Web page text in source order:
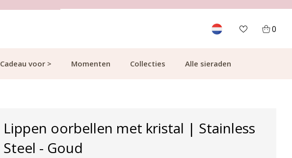
0
Cadeau voor > Momenten Collecties Alle sieraden
Lippen oorbellen met kristal | Stainless
Steel - Goud